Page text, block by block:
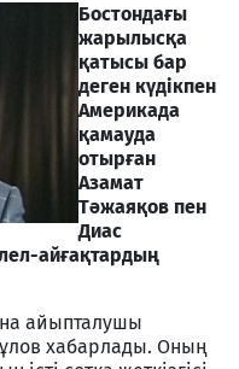
Бостондағы
жарылысқа
қатысы бар
деген күдікпен
Америкада
қамауда
отырған
Азамат
Тәжаяқов пен
Диас
айғақтардың
айыпталушы
хабарлады. Оның